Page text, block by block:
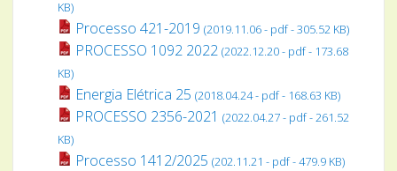
KB)
Processo 421-2019 (2019.11.06 - pdf - 305.52 KB)
PROCESSO 1092 2022 (2022.12.20 - pdf - 173.68
KB)
Energia Elétrica 25 (2018.04.24 - pdf - 168.63 KB)
PROCESSO 2356-2021 (2022.04.27 - pdf - 261.52
KB)
Processo 1412/2025 (202.11.21 - pdf - 479.9 KB)